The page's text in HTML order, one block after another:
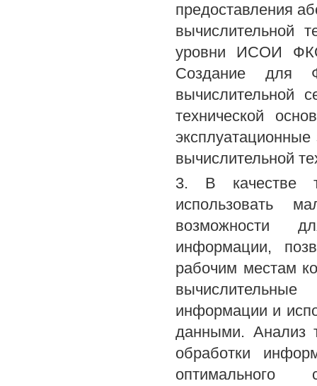
предоставления
вычислительной
уровни ИСОИ ФКО
Создание для
вычислительной
технической
вычислительной
3. В качестве
использовать
возможности
информации,
рабочим местам
информации и
данными. Анализ
обработки